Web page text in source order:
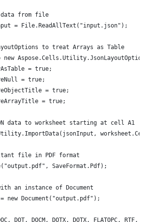
data from file
= File.ReadAllText("input.json");
to treat Arrays as Table
= true;
= true;
= true;
= true;
data to worksheet starting at cell A1
file in PDF format
SaveFormat.Pdf);
an instance of Document
new Document("output.pdf");
DOT, DOCM, DOTX, DOTX, FLATOPC,